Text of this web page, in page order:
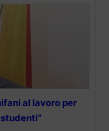
al lavoro per